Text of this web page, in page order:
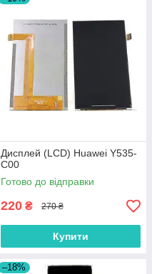
Дисплей (LCD) Huawei Y535-
C00
Готово до відправки
220 ₴ 270 ₴
Купити
–18%